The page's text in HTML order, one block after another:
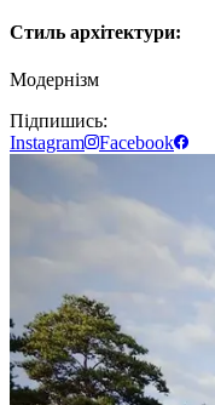
Стиль архітектури:
Модернізм
Підпишись:
Instagram
Facebook